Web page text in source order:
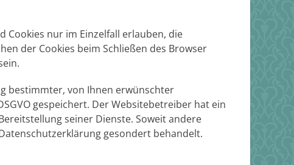
Cookies nur im Einzelfall erlauben, die
der Cookies beim Schließen des Browser
bestimmter, von Ihnen erwünschter
gespeichert. Der Websitebetreiber hat ein
seiner Dienste. Soweit andere
gesondert behandelt.